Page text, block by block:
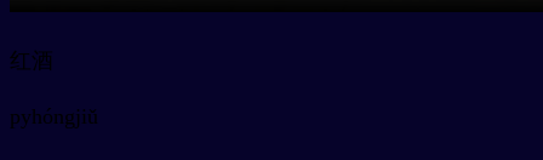
红酒
pyhóngjiǔ